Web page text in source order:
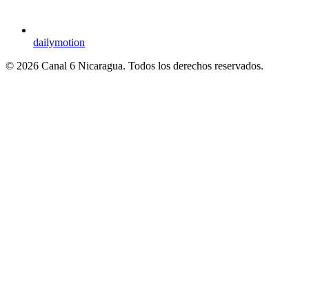
dailymotion
© 2026 Canal 6 Nicaragua. Todos los derechos reservados.